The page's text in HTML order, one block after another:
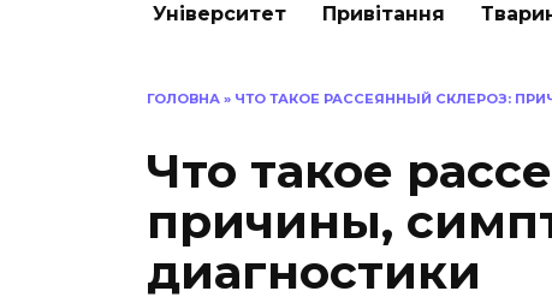
Університет Привітання
ГОЛОВНА » ЧТО ТАКОЕ РАССЕЯННЫЙ СКЛЕРОЗ:
Что такое
причины,
диагностики